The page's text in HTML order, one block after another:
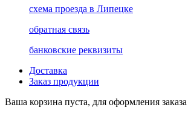
схема проезда в Липецке
обратная связь
банковские реквизиты
Доставка
Заказ продукции
Ваша корзина пуста, для оформления